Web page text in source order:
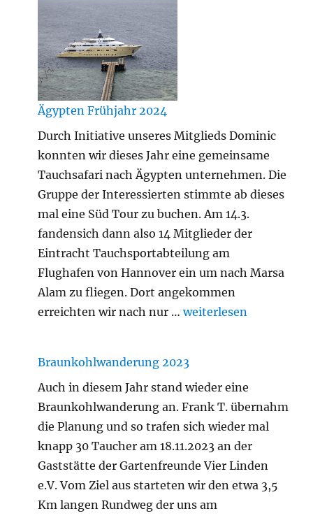
Ägypten Frühjahr 2024
Durch Initiative unseres Mitglieds Dominic
konnten wir dieses Jahr eine gemeinsame
Tauchsafari nach Ägypten unternehmen. Die
Gruppe der Interessierten stimmte ab dieses
mal eine Süd Tour zu buchen. Am 14.3.
fandensich dann also 14 Mitglieder der
Eintracht Tauchsportabteilung am
Flughafen von Hannover ein um nach Marsa
Alam zu fliegen. Dort angekommen
erreichten wir nach nur …„Ägypten Frühjahr
weiterlesen
Braunkohlwanderung 2023
Auch in diesem Jahr stand wieder eine
Braunkohlwanderung an. Frank T. übernahm
die Planung und so trafen sich wieder mal
knapp 30 Taucher am 18.11.2023 an der
Gaststätte der Gartenfreunde Vier Linden
e.V. Vom Ziel aus starteten wir den etwa 3,5
Km langen Rundweg der uns am